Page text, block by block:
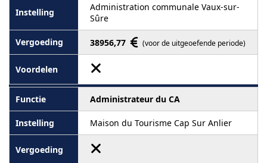
Administration communale Vaux-sur-
Sûre
38956,77 (voor de uitgeoefende periode)
Administrateur du CA
Maison du Tourisme Cap Sur Anlier